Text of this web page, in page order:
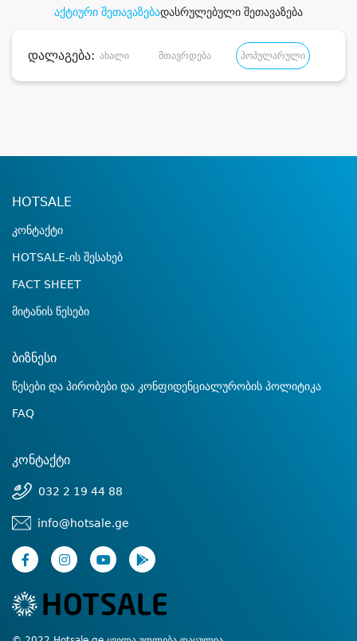
აქტიური შეთავაზებადასრულებული შეთავაზება
დალაგება: ახალი მთავრდება პოპულარული
HOTSALE
კონტაქტი
HOTSALE-ის შესახებ
FACT SHEET
მიტანის წესები
ბიზნესი
წესები და პირობები და კონფიდენციალურობის პოლიტიკა
FAQ
კონტაქტი
032 2 19 44 88
info@hotsale.ge